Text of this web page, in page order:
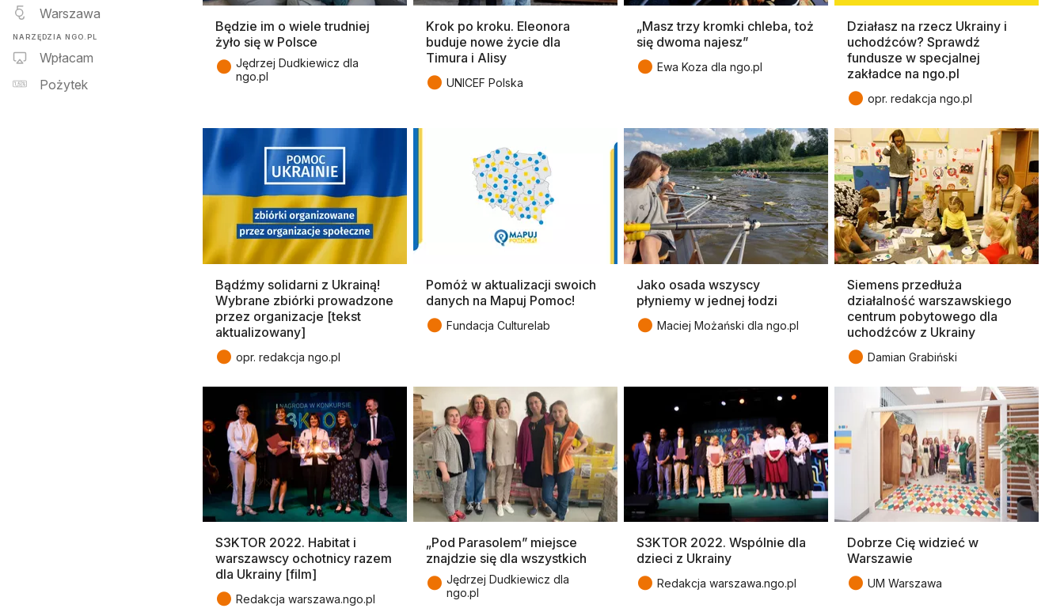
Warszawa
NARZĘDZIA NGO.PL
Wpłacam
Pożytek
Będzie im o wiele trudniej
żyło się w Polsce
● Jędrzej Dudkiewicz dla
ngo.pl
Krok po kroku. Eleonora
buduje nowe życie dla
Timura i Alisy
● UNICEF Polska
„Masz trzy kromki chleba, toż
się dwoma najesz”
● Ewa Koza dla ngo.pl
Działasz na rzecz Ukrainy i
uchodźców? Sprawdź
fundusze w specjalnej
zakładce na ngo.pl
● opr. redakcja ngo.pl
Bądźmy solidarni z Ukrainą!
Wybrane zbiórki prowadzone
przez organizacje [tekst
aktualizowany]
● opr. redakcja ngo.pl
Pomóż w aktualizacji swoich
danych na Mapuj Pomoc!
● Fundacja Culturelab
Jako osada wszyscy
płyniemy w jednej łodzi
● Maciej Możański dla ngo.pl
Siemens przedłuża
działalność warszawskiego
centrum pobytowego dla
uchodźców z Ukrainy
● Damian Grabiński
S3KTOR 2022. Habitat i
warszawscy ochotnicy razem
dla Ukrainy [film]
● Redakcja warszawa.ngo.pl
„Pod Parasolem” miejsce
znajdzie się dla wszystkich
● Jędrzej Dudkiewicz dla
ngo.pl
S3KTOR 2022. Wspólnie dla
dzieci z Ukrainy
● Redakcja warszawa.ngo.pl
Dobrze Cię widzieć w
Warszawie
● UM Warszawa